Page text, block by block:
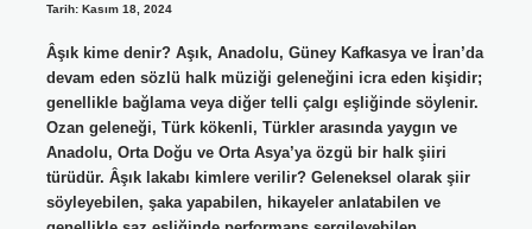
Tarih: Kasım 18, 2024
Âşık kime denir? Aşık, Anadolu, Güney Kafkasya ve İran’da
devam eden sözlü halk müziği geleneğini icra eden kişidir;
genellikle bağlama veya diğer telli çalgı eşliğinde söylenir.
Ozan geleneği, Türk kökenli, Türkler arasında yaygın ve
Anadolu, Orta Doğu ve Orta Asya’ya özgü bir halk şiiri
türüdür. Âşık lakabı kimlere verilir? Geleneksel olarak şiir
söyleyebilen, şaka yapabilen, hikayeler anlatabilen ve